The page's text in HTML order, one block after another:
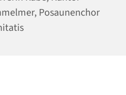
Posaunenchor